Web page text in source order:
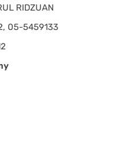
RIDZUAN
05-5459133